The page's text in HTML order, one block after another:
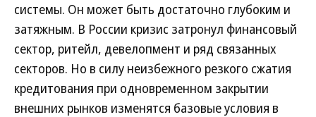
системы. Он может быть достаточно глубоким и
затяжным. В России кризис затронул финансовый
сектор, ритейл, девелопмент и ряд связанных
секторов. Но в силу неизбежного резкого сжатия
кредитования при одновременном закрытии
внешних рынков изменятся базовые условия в